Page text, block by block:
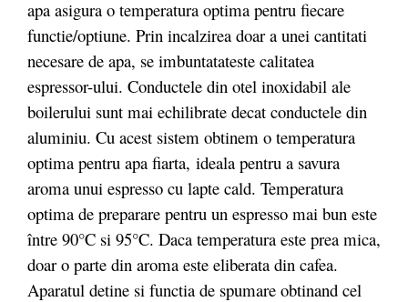
apa asigura o temperatura optima pentru fiecare
functie/optiune. Prin incalzirea doar a unei cantitati
necesare de apa, se imbuntatateste calitatea
espressor-ului. Conductele din otel inoxidabil ale
boilerului sunt mai echilibrate decat conductele din
aluminiu. Cu acest sistem obtinem o temperatura
optima pentru apa fiarta, ideala pentru a savura
aroma unui espresso cu lapte cald. Temperatura
optima de preparare pentru un espresso mai bun este
între 90°C si 95°C. Daca temperatura este prea mica,
doar o parte din aroma este eliberata din cafea.
Aparatul detine si functia de spumare obtinand cel